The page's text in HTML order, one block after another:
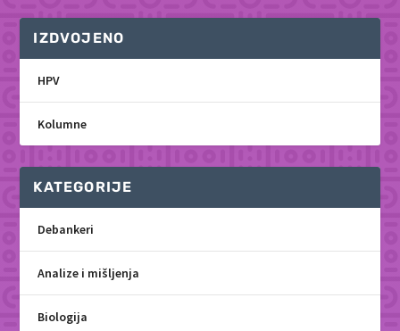
IZDVOJENO
HPV
Kolumne
KATEGORIJE
Debankeri
Analize i mišljenja
Biologija